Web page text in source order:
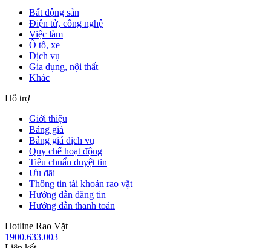
Bất động sản
Điện tử, công nghệ
Việc làm
Ô tô, xe
Dịch vụ
Gia dụng, nội thất
Khác
Hỗ trợ
Giới thiệu
Bảng giá
Bảng giá dịch vụ
Quy chế hoạt động
Tiêu chuẩn duyệt tin
Ưu đãi
Thông tin tài khoản rao vặt
Hướng dẫn đăng tin
Hướng dẫn thanh toán
Hotline Rao Vặt
1900.633.003